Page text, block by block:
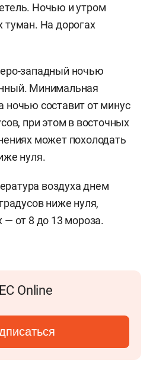
Ночью и утром
туман. На дорогах
западный ночью
Минимальная
ночью составит от минус
при этом в восточных
может похолодать
нуля.
воздуха днем
ниже нуля,
— от 8 до 13 мороза.
Online